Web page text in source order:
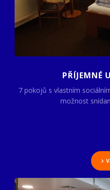
PŘÍJEMNÉ
7 pokojů s vlastním
možnost